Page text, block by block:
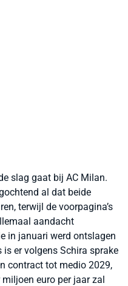
slag gaat bij AC Milan.
al dat beide
terwijl de voorpagina’s
aandacht
in januari werd ontslagen
er volgens Schira sprake
contract tot medio 2029,
euro per jaar zal